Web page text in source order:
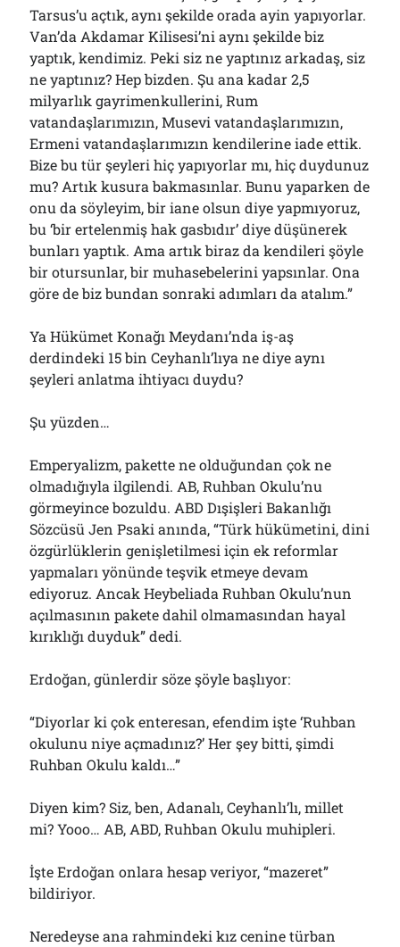
Tarsus’u açtık, aynı şekilde orada ayin yapıyorlar.
Van’da Akdamar Kilisesi’ni aynı şekilde biz
yaptık, kendimiz. Peki siz ne yaptınız arkadaş, siz
ne yaptınız? Hep bizden. Şu ana kadar 2,5
milyarlık gayrimenkullerini, Rum
vatandaşlarımızın, Musevi vatandaşlarımızın,
Ermeni vatandaşlarımızın kendilerine iade ettik.
Bize bu tür şeyleri hiç yapıyorlar mı, hiç duydunuz
mu? Artık kusura bakmasınlar. Bunu yaparken de
onu da söyleyim, bir iane olsun diye yapmıyoruz,
bu ‘bir ertelenmiş hak gasbıdır’ diye düşünerek
bunları yaptık. Ama artık biraz da kendileri şöyle
bir otursunlar, bir muhasebelerini yapsınlar. Ona
göre de biz bundan sonraki adımları da atalım.”
Ya Hükümet Konağı Meydanı’nda iş-aş
derdindeki 15 bin Ceyhanlı’lıya ne diye aynı
şeyleri anlatma ihtiyacı duydu?
Şu yüzden…
Emperyalizm, pakette ne olduğundan çok ne
olmadığıyla ilgilendi. AB, Ruhban Okulu’nu
görmeyince bozuldu. ABD Dışişleri Bakanlığı
Sözcüsü Jen Psaki anında, “Türk hükümetini, dini
özgürlüklerin genişletilmesi için ek reformlar
yapmaları yönünde teşvik etmeye devam
ediyoruz. Ancak Heybeliada Ruhban Okulu’nun
açılmasının pakete dahil olmamasından hayal
kırıklığı duyduk” dedi.
Erdoğan, günlerdir söze şöyle başlıyor:
“Diyorlar ki çok enteresan, efendim işte ‘Ruhban
okulunu niye açmadınız?’ Her şey bitti, şimdi
Ruhban Okulu kaldı…”
Diyen kim? Siz, ben, Adanalı, Ceyhanlı’lı, millet
mi? Yooo… AB, ABD, Ruhban Okulu muhipleri.
İşte Erdoğan onlara hesap veriyor, “mazeret”
bildiriyor.
Neredeyse ana rahmindeki kız cenine türban